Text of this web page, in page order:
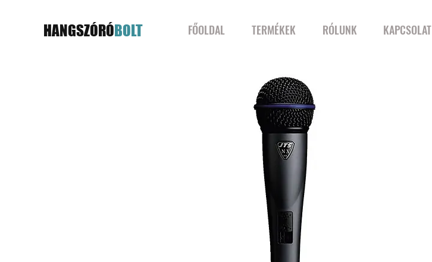
HANGSZÓRÓBOLT FŐOLDAL TERMÉKEK RÓLUNK KAPCSOLAT